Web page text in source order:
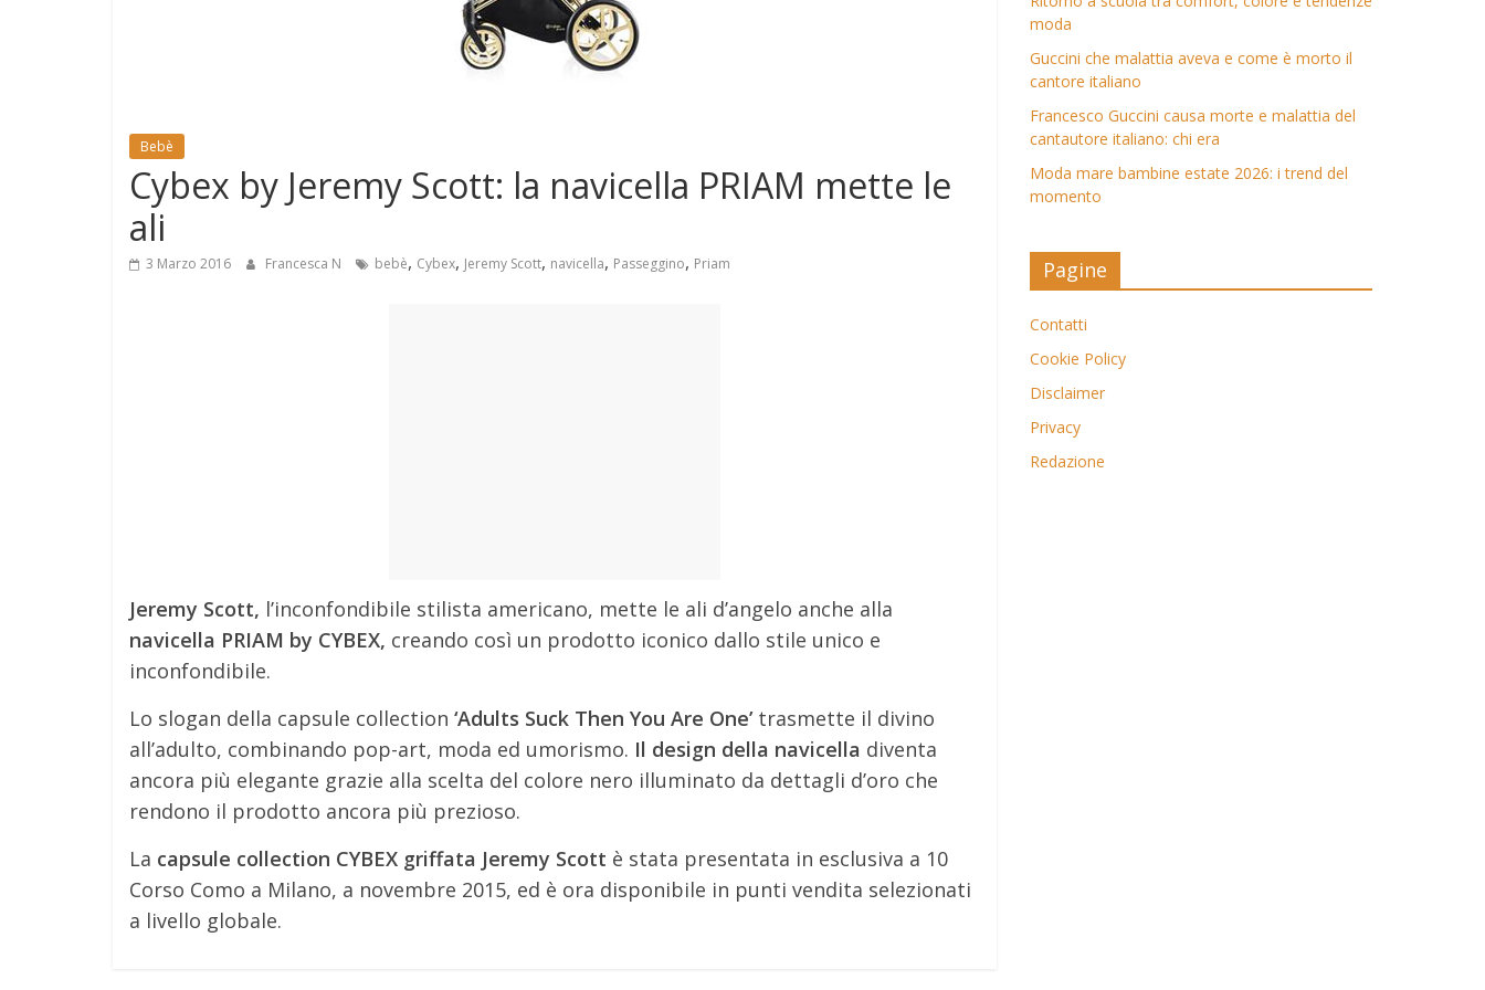
Bebè
Cybex by Jeremy Scott: la navicella PRIAM mette le
ali
3 Marzo 2016 Francesca N bebè, Cybex, Jeremy Scott, navicella, Passeggino, Priam
Jeremy Scott, l’inconfondibile stilista americano, mette le ali d’angelo anche alla
navicella PRIAM by CYBEX, creando così un prodotto iconico dallo stile unico e
inconfondibile.
Lo slogan della capsule collection ‘Adults Suck Then You Are One’trasmette il divino
all’adulto, combinando pop-art, moda ed umorismo. Il design della navicella diventa
ancora più elegante grazie alla scelta del colore nero illuminato da dettagli d’oro che
rendono il prodotto ancora più prezioso.
La capsule collection CYBEX griffata Jeremy Scott è stata presentata in esclusiva a 10
Corso Como a Milano, a novembre 2015, ed è ora disponibile in punti vendita selezionati
a livello globale.
moda
Guccini che malattia aveva e come è morto il
cantore italiano
Francesco Guccini causa morte e malattia del
cantautore italiano: chi era
Moda mare bambine estate 2026: i trend del
momento
Pagine
Contatti
Cookie Policy
Disclaimer
Privacy
Redazione